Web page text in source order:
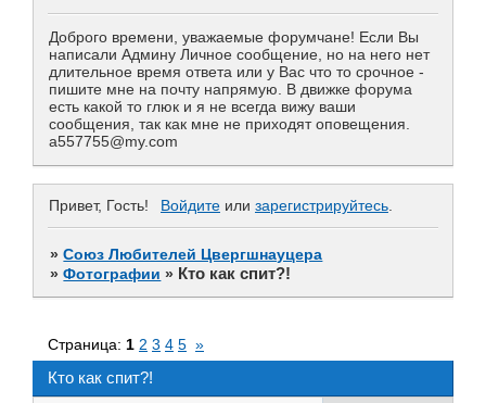
Доброго времени, уважаемые форумчане! Если Вы
написали Админу Личное сообщение, но на него нет
длительное время ответа или у Вас что то срочное -
пишите мне на почту напрямую. В движке форума
есть какой то глюк и я не всегда вижу ваши
сообщения, так как мне не приходят оповещения.
a557755@my.com
Привет, Гость! Войдите или зарегистрируйтесь.
»Союз Любителей Цвергшнауцера
»Фотографии » Кто как спит?!
Кто как спит?!
Страница: 1 2 3 4 5 »